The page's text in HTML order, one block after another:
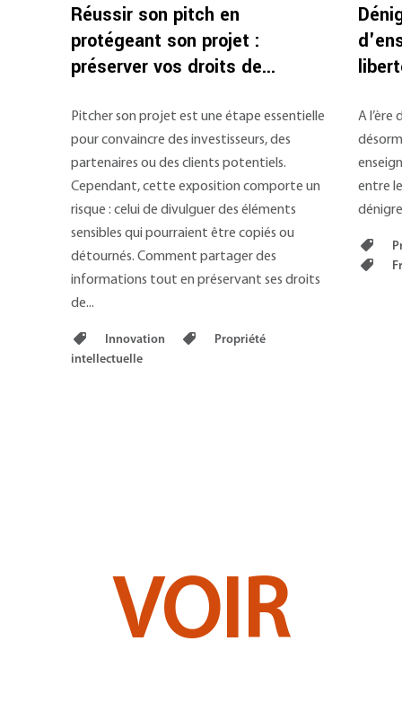
Réussir son pitch en
protégeant son projet :
préserver vos droits de...
Pitcher son projet est une étape essentielle
pour convaincre des investisseurs, des
partenaires ou des clients potentiels.
Cependant, cette exposition comporte un
risque : celui de divulguer des éléments
sensibles qui pourraient être copiés ou
détournés. Comment partager des
informations tout en préservant ses droits
de...
Innovation
Propriété
intellectuelle
A l’ère
entre
VOIR